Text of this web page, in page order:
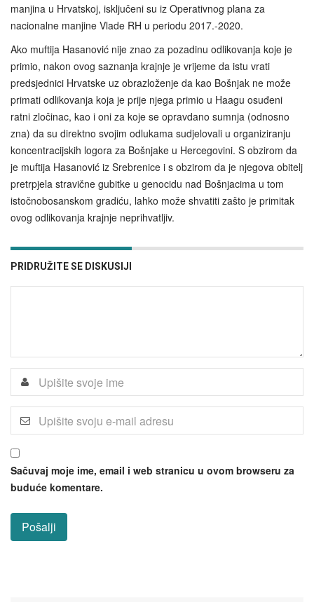
manjina u Hrvatskoj, isključeni su iz Operativnog plana za
nacionalne manjine Vlade RH u periodu 2017.-2020.
Ako muftija Hasanović nije znao za pozadinu odlikovanja koje je
primio, nakon ovog saznanja krajnje je vrijeme da istu vrati
predsjednici Hrvatske uz obrazloženje da kao Bošnjak ne može
primati odlikovanja koja je prije njega primio u Haagu osuđeni
ratni zločinac, kao i oni za koje se opravdano sumnja (odnosno
zna) da su direktno svojim odlukama sudjelovali u organiziranju
koncentracijskih logora za Bošnjake u Hercegovini. S obzirom da
je muftija Hasanović iz Srebrenice i s obzirom da je njegova obitelj
pretrpjela stravične gubitke u genocidu nad Bošnjacima u tom
istočnobosanskom gradiću, lahko može shvatiti zašto je primitak
ovog odlikovanja krajnje neprihvatljiv.
PRIDRUŽITE SE DISKUSIJI
Sačuvaj moje ime, email i web stranicu u ovom browseru za
buduće komentare.